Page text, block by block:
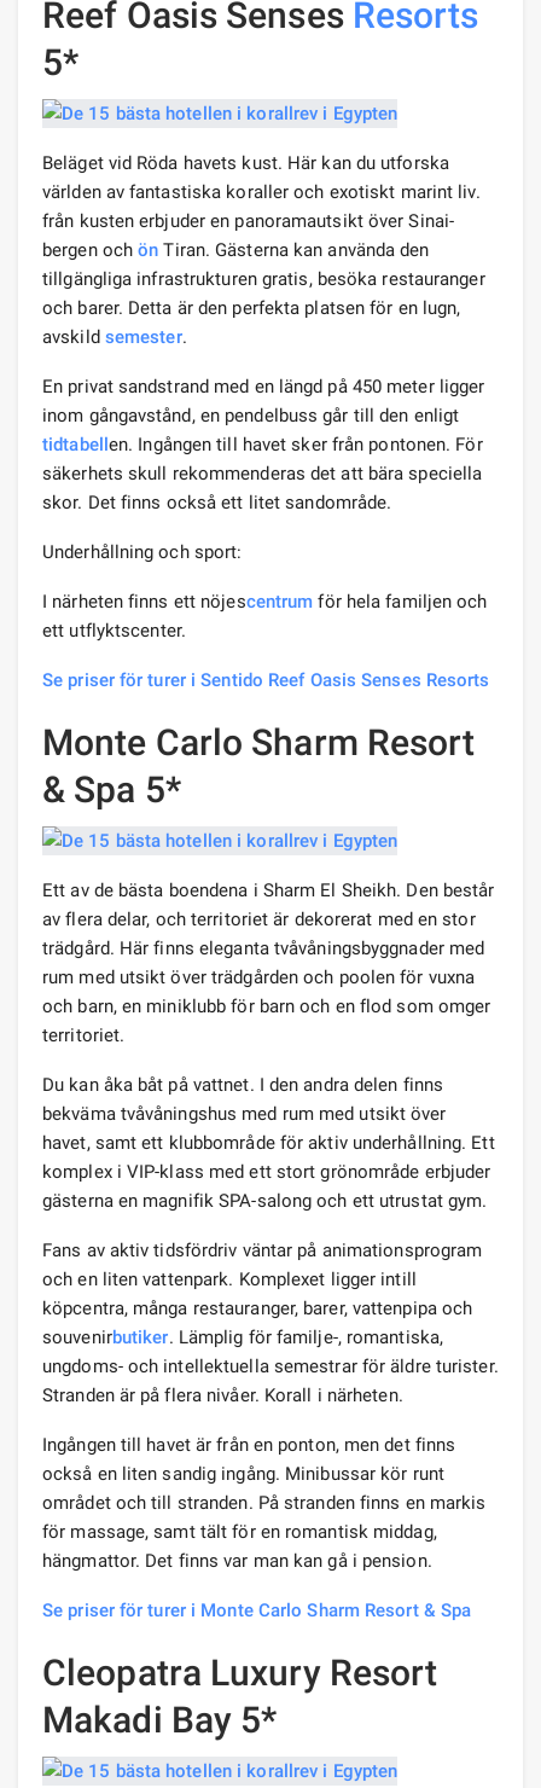
Reef Oasis Senses Resorts
5*
Beläget vid Röda havets kust. Här kan du utforska
världen av fantastiska koraller och exotiskt marint liv.
från kusten erbjuder en panoramautsikt över Sinai-
bergen ochön Tiran. Gästerna kan använda den
tillgängliga infrastrukturen gratis, besöka restauranger
och barer. Detta är den perfekta platsen för en lugn,
avskild semester.
En privat sandstrand med en längd på 450 meter ligger
inom gångavstånd, en pendelbuss går till den enligt
tidtabellen. Ingången till havet sker från pontonen. För
säkerhets skull rekommenderas det att bära speciella
skor. Det finns också ett litet sandområde.
Underhållning och sport:
I närheten finns ett nöjescentrum för hela familjen och
ett utflyktscenter.
Se priser för turer i Sentido Reef Oasis Senses Resorts
Monte Carlo Sharm Resort
& Spa 5*
Ett av de bästa boendena i Sharm El Sheikh. Den består
av flera delar, och territoriet är dekorerat med en stor
trädgård. Här finns eleganta tvåvåningsbyggnader med
rum med utsikt över trädgården och poolen för vuxna
och barn, en miniklubb för barn och en flod som omger
territoriet.
Du kan åka båt på vattnet. I den andra delen finns
bekväma tvåvåningshus med rum med utsikt över
havet, samt ett klubbområde för aktiv underhållning. Ett
komplex i VIP-klass med ett stort grönområde erbjuder
gästerna en magnifik SPA-salong och ett utrustat gym.
Fans av aktiv tidsfördriv väntar på animationsprogram
och en liten vattenpark. Komplexet ligger intill
köpcentra, många restauranger, barer, vattenpipa och
souvenirbutiker. Lämplig för familje-, romantiska,
ungdoms- och intellektuella semestrar för äldre turister.
Stranden är på flera nivåer. Korall i närheten.
Ingången till havet är från en ponton, men det finns
också en liten sandig ingång. Minibussar kör runt
området och till stranden. På stranden finns en markis
för massage, samt tält för en romantisk middag,
hängmattor. Det finns var man kan gå i pension.
Se priser för turer i Monte Carlo Sharm Resort & Spa
Cleopatra Luxury Resort
Makadi Bay 5*